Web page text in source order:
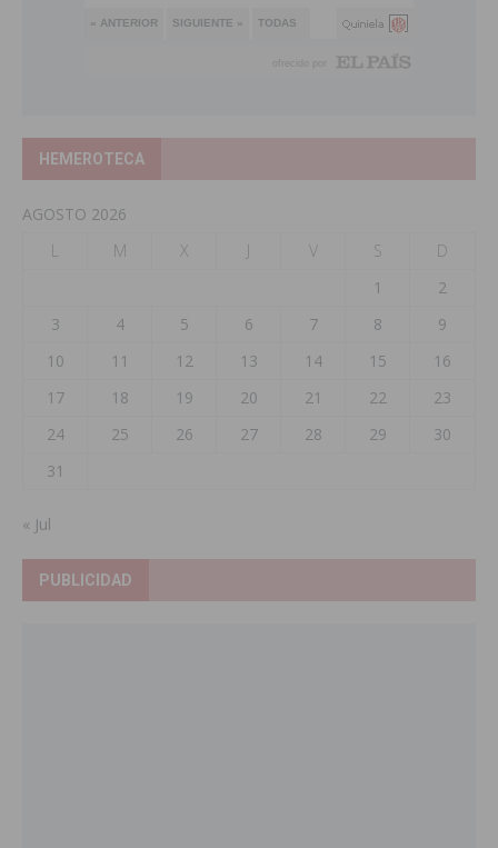
HEMEROTECA
AGOSTO 2026
L
M X J V S
D
1
2
3
4 5 6 7 8
9
10
11 12 13 14 15
16
17
18 19 20 21 22
23
24
25 26 27 28 29
30
31
« Jul
PUBLICIDAD